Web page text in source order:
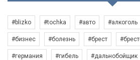
#blizko #tochka #авто #алкоголь
#бизнес #болезнь #брест
#германия #гибель #дальнобойщик